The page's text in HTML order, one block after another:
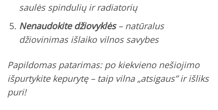
saulės spindulių ir radiatorių
Nenaudokite džiovyklės– natūralus
džiovinimas išlaiko vilnos savybes
Papildomas patarimas:po kiekvieno nešiojimo
išpurtykite kepurytę – taip vilna „atsigaus” ir išliks
puri!